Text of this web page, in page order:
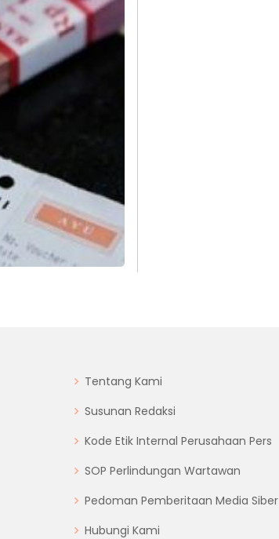
Tentang Kami
Susunan Redaksi
Kode Etik Internal Perusahaan Pers
SOP Perlindungan Wartawan
Pedoman Pemberitaan Media Siber
Hubungi Kami